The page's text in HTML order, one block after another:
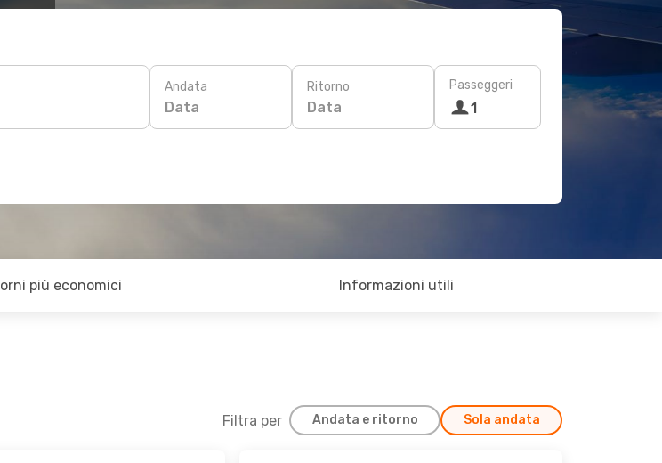
Andata
Data
Ritorno
Data
Passeggeri
1
più economici Informazioni utili
Filtra per Andata e ritorno Sola andata